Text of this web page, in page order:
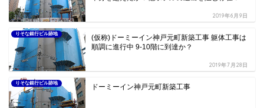
2019年6月9日
りそな銀行ビル跡地
(仮称)ドーミーイン神戸元町新築工事 躯体工事は
順調に進行中 9-10階に到達か？
2019年7月28日
りそな銀行ビル跡地 ドーミーイン神戸元町新築工事